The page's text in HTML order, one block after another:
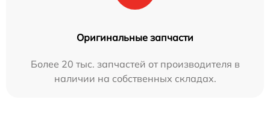
Оригинальные запчасти
Более 20 тыс. запчастей от производителя в
наличии на собственных складах.